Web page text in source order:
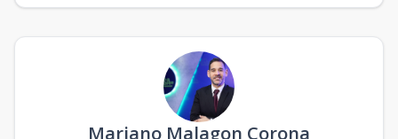
Mariano Malagon Corona